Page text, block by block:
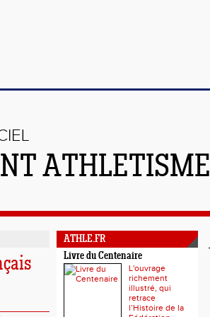
ATHLETISME
ATHLE.FR
Livre du Centenaire
L'ouvrage
richement
illustré, qui
retrace
l’Histoire de la